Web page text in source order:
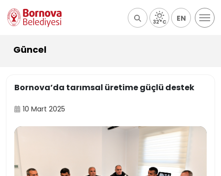
32°C EN
Güncel
Bornova’da tarımsal üretime güçlü destek
10 Mart 2025